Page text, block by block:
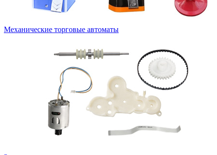
Механические торговые автоматы